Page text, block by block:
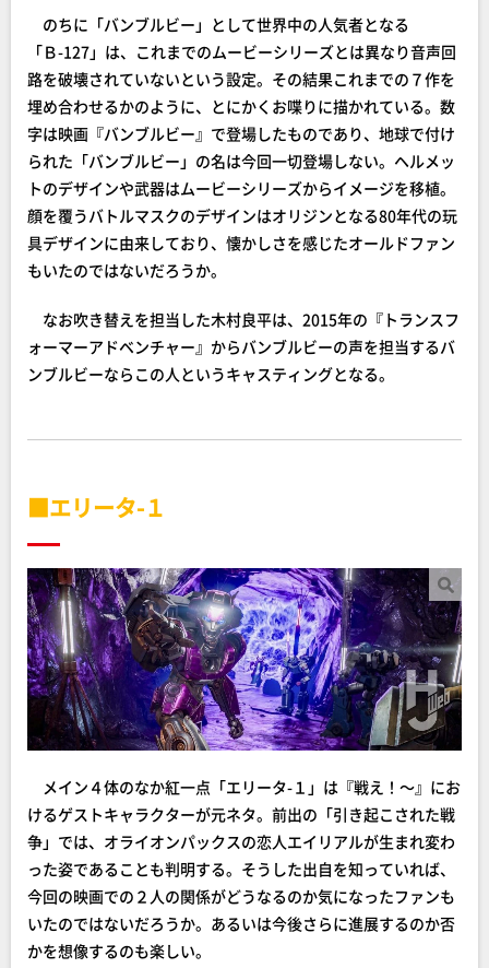
のちに「バンブルビー」として世界中の人気者となる
「Ｂ-127」は、これまでのムービーシリーズとは異なり音声回
路を破壊されていないという設定。その結果これまでの７作を
埋め合わせるかのように、とにかくお喋りに描かれている。数
字は映画『バンブルビー』で登場したものであり、地球で付け
られた「バンブルビー」の名は今回一切登場しない。ヘルメッ
トのデザインや武器はムービーシリーズからイメージを移植。
顔を覆うバトルマスクのデザインはオリジンとなる80年代の玩
具デザインに由来しており、懐かしさを感じたオールドファン
もいたのではないだろうか。
なお吹き替えを担当した木村良平は、2015年の『トランスフ
ォーマーアドベンチャー』からバンブルビーの声を担当するバ
ンブルビーならこの人というキャスティングとなる。
■エリータ-１
メイン４体のなか紅一点「エリータ-１」は『戦え！～』にお
けるゲストキャラクターが元ネタ。前出の「引き起こされた戦
争」では、オライオンパックスの恋人エイリアルが生まれ変わ
った姿であることも判明する。そうした出自を知っていれば、
今回の映画での２人の関係がどうなるのか気になったファンも
いたのではないだろうか。あるいは今後さらに進展するのか否
かを想像するのも楽しい。